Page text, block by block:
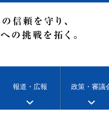
報道・広報 政策・審議